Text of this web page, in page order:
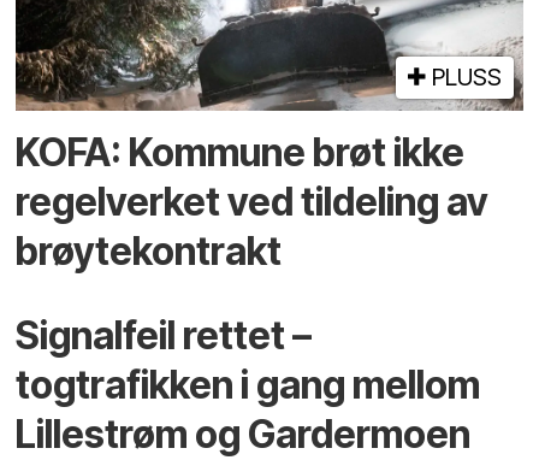
PLUSS
KOFA: Kommune brøt ikke
regelverket ved tildeling av
brøytekontrakt
Signalfeil rettet –
togtrafikken i gang mellom
Lillestrøm og Gardermoen